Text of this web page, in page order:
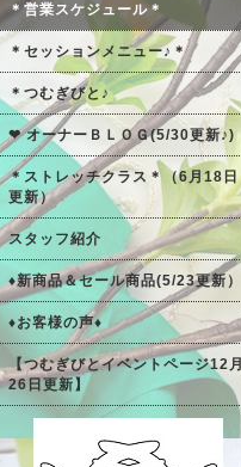
＊営業スケジュール＊
＊セッションメニュー♪＊
＊つむぎびと♪
❤ オーナーＢＬＯＧ(5/30更新♪)
＊ストレッチクラス＊（6月18日
更新）
スタッフ紹介
♦新商品＆セール商品(5/23更新）
♦お客様の声♦
【つむぎびとイベントページ12月
26日更新】